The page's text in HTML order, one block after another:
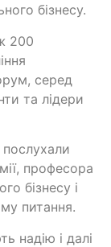
бізнесу.
200
серед
та лідери
професора
бізнесу і
питання.
надію і далі